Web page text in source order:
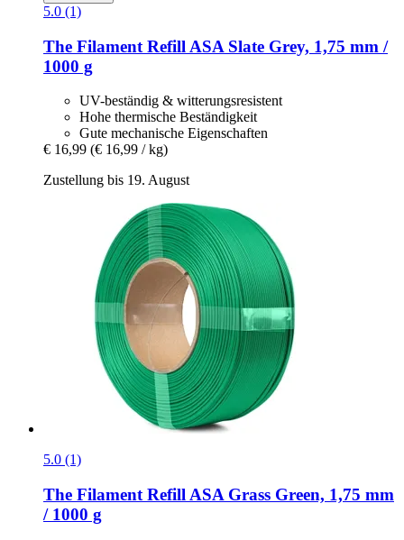
5.0 (1)
The Filament Refill ASA Slate Grey, 1,75 mm /
1000 g
UV-beständig & witterungsresistent
Hohe thermische Beständigkeit
Gute mechanische Eigenschaften
€ 16,99 (€ 16,99 / kg)
Zustellung bis 19. August
5.0 (1)
The Filament Refill ASA Grass Green, 1,75 mm
/ 1000 g